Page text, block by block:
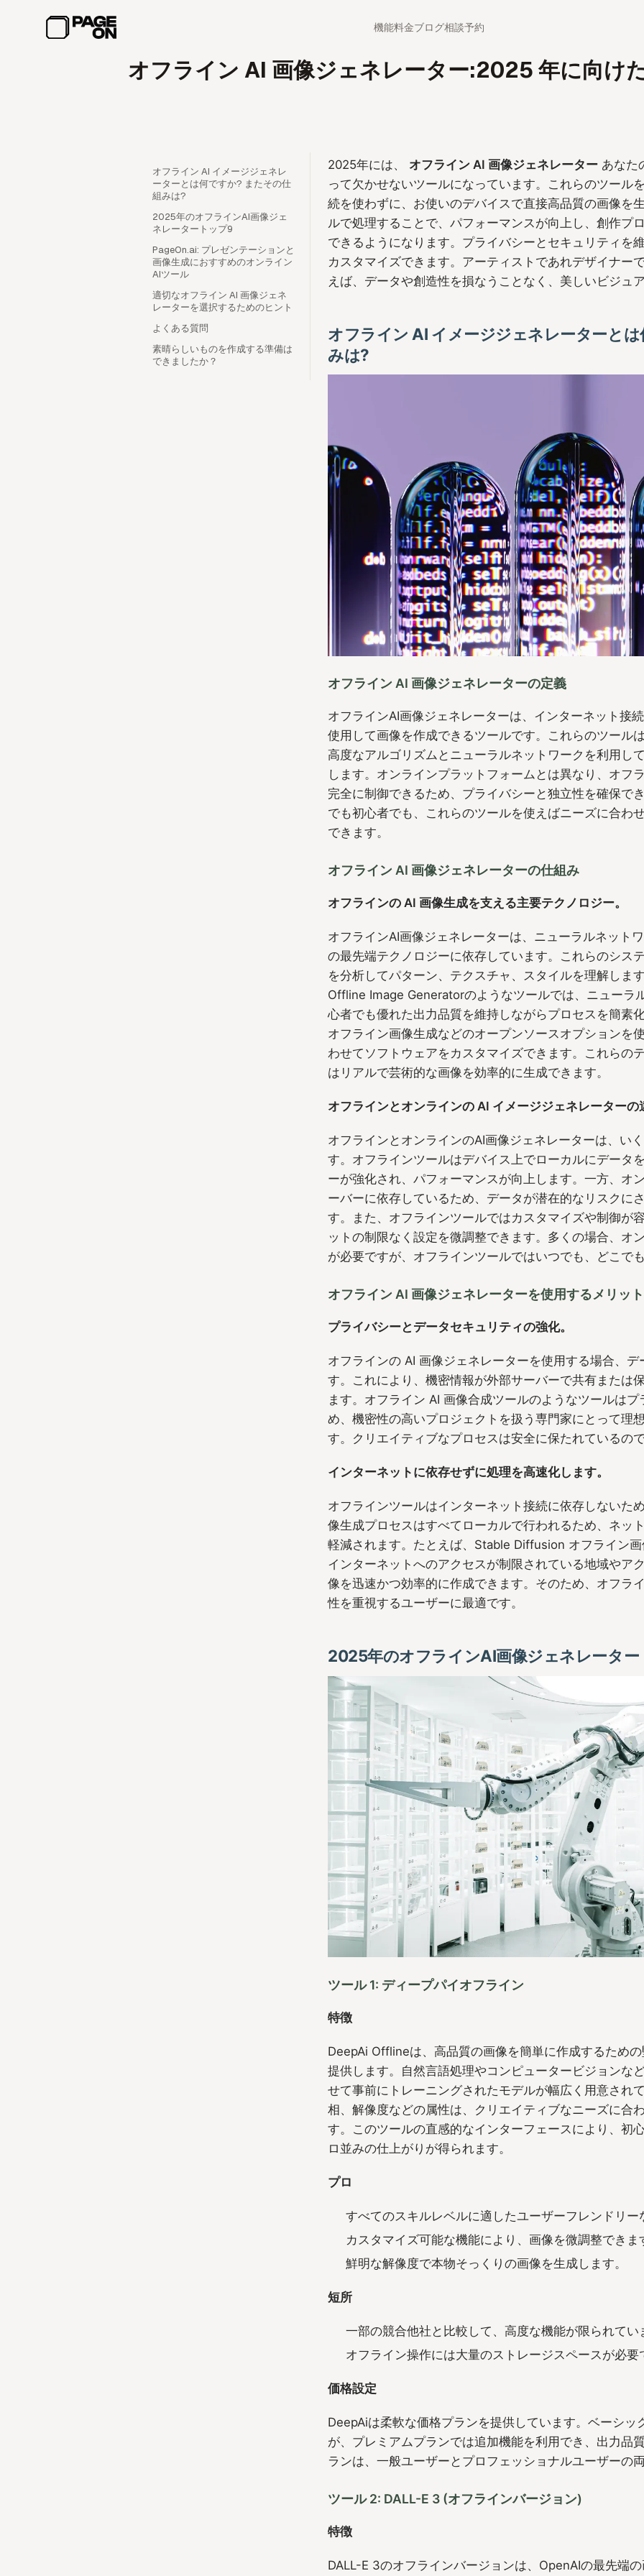
機能料金ブログ相談予約
オフライン AI 画像ジェネレーター:2025 年に向け
オフライン AI イメージジェネレ
ーターとは何ですか? またその仕
組みは?
2025年のオフラインAI画像ジェ
ネレータートップ9
PageOn.ai: プレゼンテーションと
画像生成におすすめのオンライン
AIツール
適切なオフライン AI 画像ジェネ
レーターを選択するためのヒント
よくある質問
素晴らしいものを作成する準備は
できましたか？
2025年には、 オフライン AI 画像ジェネレーター あなた
って欠かせないツールになっています。これらのツール
続を使わずに、お使いのデバイスで直接高品質の画像を
ルで処理することで、パフォーマンスが向上し、創作プ
できるようになります。プライバシーとセキュリティを
カスタマイズできます。アーティストであれデザイナー
えば、データや創造性を損なうことなく、美しいビジュ
オフライン AI イメージジェネレーターと
みは?
オフライン AI 画像ジェネレーターの定義
オフラインAI画像ジェネレーターは、インターネット接
使用して画像を作成できるツールです。これらのツール
高度なアルゴリズムとニューラルネットワークを利用し
します。オンラインプラットフォームとは異なり、オフ
完全に制御できるため、プライバシーと独立性を確保で
でも初心者でも、これらのツールを使えばニーズに合わ
できます。
オフライン AI 画像ジェネレーターの仕組み
オフラインの AI 画像生成を支える主要テクノロジー。
オフラインAI画像ジェネレーターは、ニューラルネット
の最先端テクノロジーに依存しています。これらのシス
を分析してパターン、テクスチャ、スタイルを理解しま
Offline Image Generatorのようなツールでは、ニューラ
心者でも優れた出力品質を維持しながらプロセスを簡素
オフライン画像生成などのオープンソースオプションを
わせてソフトウェアをカスタマイズできます。これらの
はリアルで芸術的な画像を効率的に生成できます。
オフラインとオンラインの AI イメージジェネレーターの
オフラインとオンラインのAI画像ジェネレーターは、い
す。オフラインツールはデバイス上でローカルにデータ
ーが強化され、パフォーマンスが向上します。一方、オ
ーバーに依存しているため、データが潜在的なリスクに
す。また、オフラインツールではカスタマイズや制御が
ットの制限なく設定を微調整できます。多くの場合、オ
が必要ですが、オフラインツールではいつでも、どこで
オフライン AI 画像ジェネレーターを使用するメリット
プライバシーとデータセキュリティの強化。
オフラインの AI 画像ジェネレーターを使用する場合、
す。これにより、機密情報が外部サーバーで共有または
ます。オフライン AI 画像合成ツールのようなツールは
め、機密性の高いプロジェクトを扱う専門家にとって理
す。クリエイティブなプロセスは安全に保たれているの
インターネットに依存せずに処理を高速化します。
オフラインツールはインターネット接続に依存しないた
像生成プロセスはすべてローカルで行われるため、ネッ
軽減されます。たとえば、Stable Diffusion オフライン
インターネットへのアクセスが制限されている地域やア
像を迅速かつ効率的に作成できます。そのため、オフラ
性を重視するユーザーに最適です。
2025年のオフラインAI画像ジェネレータ
ツール 1: ディープパイオフライン
特徴
DeepAi Offlineは、高品質の画像を簡単に作成するため
提供します。自然言語処理やコンピュータービジョンな
せて事前にトレーニングされたモデルが幅広く用意され
相、解像度などの属性は、クリエイティブなニーズに合
す。このツールの直感的なインターフェースにより、初
ロ並みの仕上がりが得られます。
プロ
すべてのスキルレベルに適したユーザーフレンドリ
カスタマイズ可能な機能により、画像を微調整できま
鮮明な解像度で本物そっくりの画像を生成します。
短所
一部の競合他社と比較して、高度な機能が限られてい
オフライン操作には大量のストレージスペースが必要
価格設定
DeepAiは柔軟な価格プランを提供しています。ベーシッ
が、プレミアムプランでは追加機能を利用でき、出力品
ランは、一般ユーザーとプロフェッショナルユーザーの
ツール 2: DALL-E 3 (オフラインバージョン)
特徴
DALL-E 3のオフラインバージョンは、OpenAIの最先端